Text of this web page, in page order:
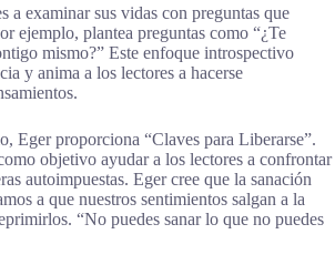
a examinar sus vidas con preguntas que
ejemplo, plantea preguntas como “¿Te
mismo?” Este enfoque introspectivo
y anima a los lectores a hacerse
Eger proporciona “Claves para Liberarse”.
objetivo ayudar a los lectores a confrontar
autoimpuestas. Eger cree que la sanación
a que nuestros sentimientos salgan a la
“No puedes sanar lo que no puedes